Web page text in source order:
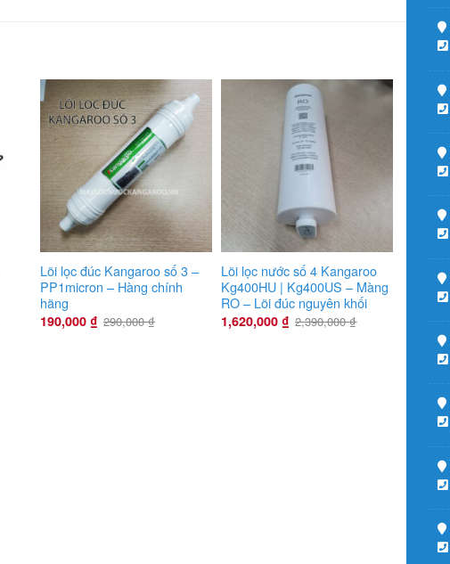
Lõi lọc đúc Kangaroo số 3 –
PP1micron – Hàng chính
hãng
190,000 ₫ 290,000₫
Lõi lọc nước số 4 Kangaroo
Kg400HU | Kg400US – Màng
RO – Lõi đúc nguyên khối
1,620,000 ₫ 2,390,000₫